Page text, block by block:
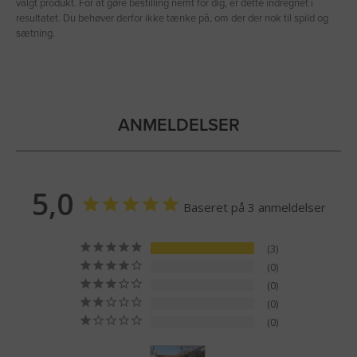
valgt produkt. For at gøre bestilling nemt for dig, er dette indregnet i
resultatet. Du behøver derfor ikke tænke på, om der der nok til spild og
sætning.
ANMELDELSER
5,0 Baseret på 3 anmeldelser
3
0
0
0
0